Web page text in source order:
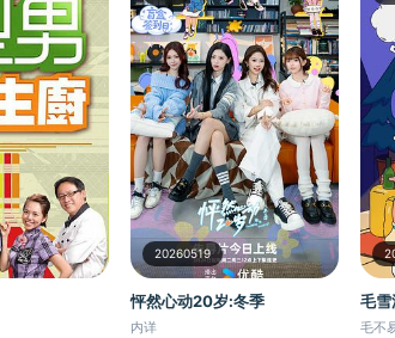
20260519
怦然心动20岁:冬季
内详
毛雪
毛不